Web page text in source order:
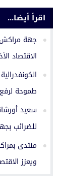
اقرأ أيضا...
جهة
الاقتصاد
طموحة
سعيد
للضرائب
منتدى
ويعزز